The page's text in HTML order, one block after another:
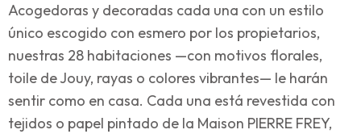
Acogedoras y decoradas cada una con un estilo
único escogido con esmero por los propietarios,
nuestras 28 habitaciones —con motivos florales,
toile de Jouy, rayas o colores vibrantes— le harán
sentir como en casa. Cada una está revestida con
tejidos o papel pintado de la Maison PIERRE FREY,